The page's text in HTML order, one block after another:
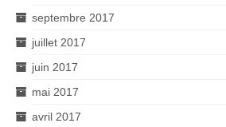
septembre 2017
juillet 2017
juin 2017
mai 2017
avril 2017